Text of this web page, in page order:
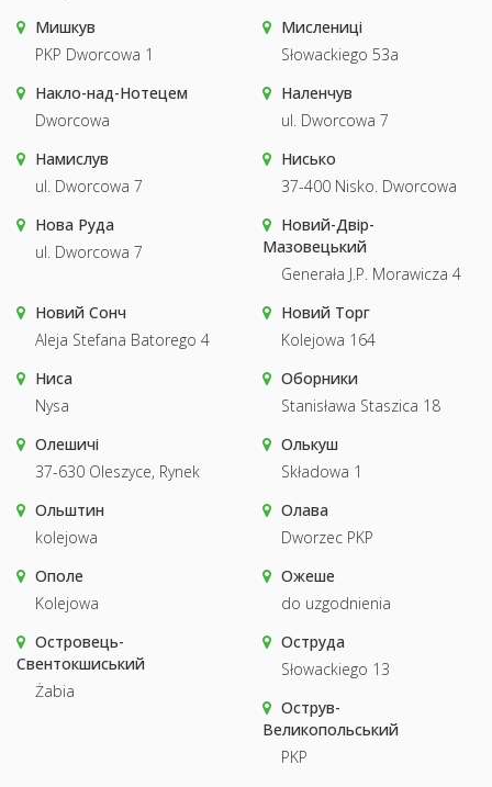
Мишкув
PKP Dworcowa 1
Мислениці
Słowackiego 53a
Накло-над-Нотецем
Dworcowa
Наленчув
ul. Dworcowa 7
Намислув
ul. Dworcowa 7
Нисько
37-400 Nisko. Dworcowa
Нова Руда
ul. Dworcowa 7
Новий-Двір-
Мазовецький
Generała J.P. Morawicza 4
Новий Сонч
Aleja Stefana Batorego 4
Новий Торг
Kolejowa 164
Ниса
Nysa
Оборники
Stanisława Staszica 18
Олешичі
37-630 Oleszyce, Rynek
Олькуш
Składowa 1
Ольштин
kolejowa
Олава
Dworzec PKP
Ополе
Kolejowa
Ожеше
do uzgodnienia
Островець-
Свентокшиський
Żabia
Оструда
Słowackiego 13
Острув-
Великопольський
PKP